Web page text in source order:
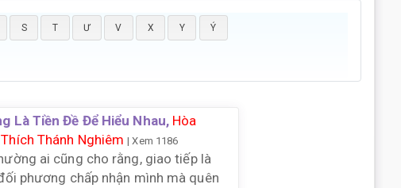
S T Ư V X Y Ý
Là Tiền Đề Để Hiểu Nhau, Hòa
Thánh Nghiêm | Xem 1186
ai cũng cho rằng, giao tiếp là
phương chấp nhận mình mà quên